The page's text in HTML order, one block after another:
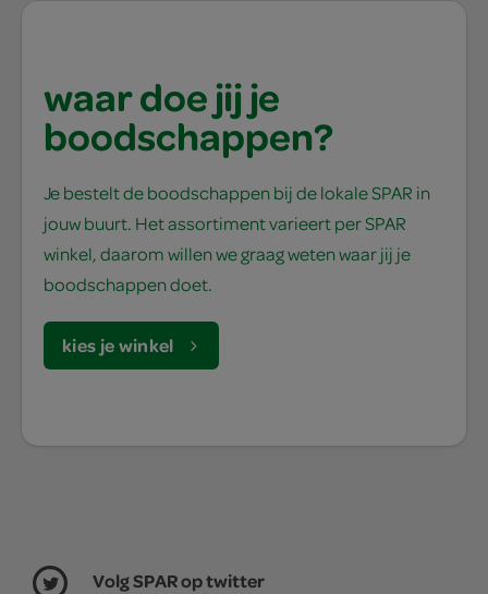
waar doe jij je
boodschappen?
Je bestelt de boodschappen bij de lokale SPAR in
jouw buurt. Het assortiment varieert per SPAR
winkel, daarom willen we graag weten waar jij je
boodschappen doet.
kies je winkel
Volg SPAR op twitter